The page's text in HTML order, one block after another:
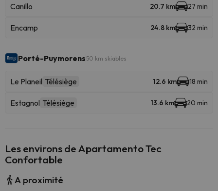
Canillo 20.7 km 27 min
Encamp 24.8 km 32 min
Porté-Puymorens 50 km skiables
Le Planeil Télésiège 12.6 km 18 min
Estagnol Télésiège 13.6 km 20 min
Les environs de Apartamento Tec
Confortable
A proximité